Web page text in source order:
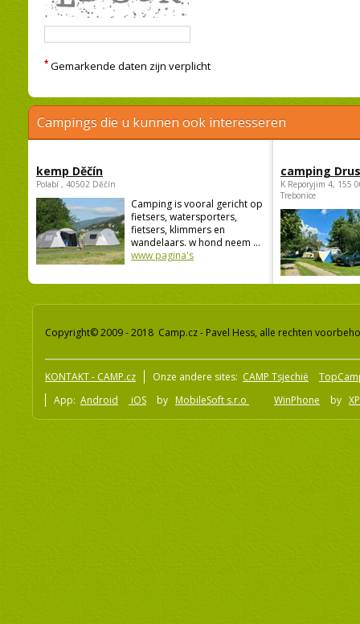
* Gemarkende daten zijn verplicht
Campings die u kunnen ook interesseren
kemp Děčín
Polabí , 40502 Děčín
Camping is vooral gericht op
fietsers, watersporters,
fietsers, klimmers en
wandelaars. w hond neem ...
www pagina's
camping
K Reporyjim 4, 155
Trebonice
Copyright© 2009 - 2018 Camp.cz - Pavel Hess, alle rechten
KONTAKT - CAMP.cz Onze andere sites: CAMP Tsjechië
App: Android iOS by MobileSoft s.r.o WinPhone by